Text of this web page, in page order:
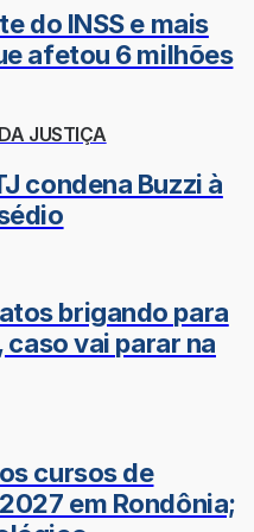
do INSS e mais
afetou 6 milhões
JUSTIÇA
condena Buzzi à
brigando para
vai parar na
cursos de
em Rondônia;